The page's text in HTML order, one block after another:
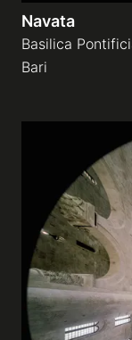
Navata
Basilica
Bari